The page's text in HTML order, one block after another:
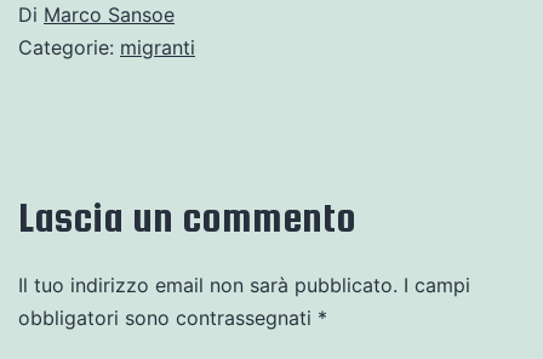
Di Marco Sansoe
Categorie: migranti
Lascia un commento
Il tuo indirizzo email non sarà pubblicato. I campi
obbligatori sono contrassegnati *